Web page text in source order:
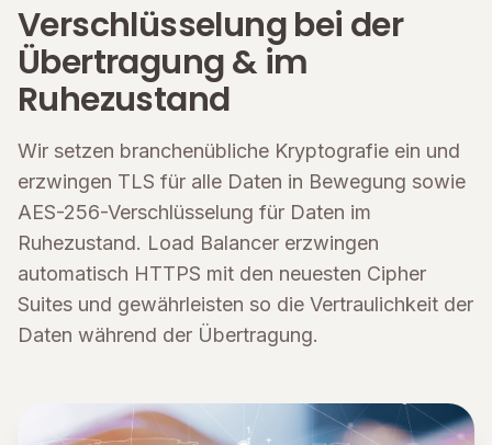
Verschlüsselung bei der
Übertragung & im
Ruhezustand
Wir setzen branchenübliche Kryptografie ein und
erzwingen TLS für alle Daten in Bewegung sowie
AES-256-Verschlüsselung für Daten im
Ruhezustand. Load Balancer erzwingen
automatisch HTTPS mit den neuesten Cipher
Suites und gewährleisten so die Vertraulichkeit der
Daten während der Übertragung.